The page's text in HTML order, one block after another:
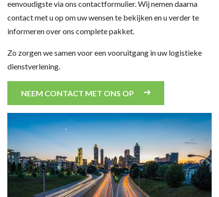
eenvoudigste via ons contactformulier. Wij nemen daarna
contact met u op om uw wensen te bekijken en u verder te
informeren over ons complete pakket.
Zo zorgen we samen voor een vooruitgang in uw logistieke
dienstverlening.
NEEM CONTACT MET ONS OP